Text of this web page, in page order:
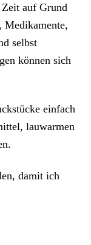
auf Grund
Medikamente,
selbst
können sich
einfach
lauwarmen
damit ich